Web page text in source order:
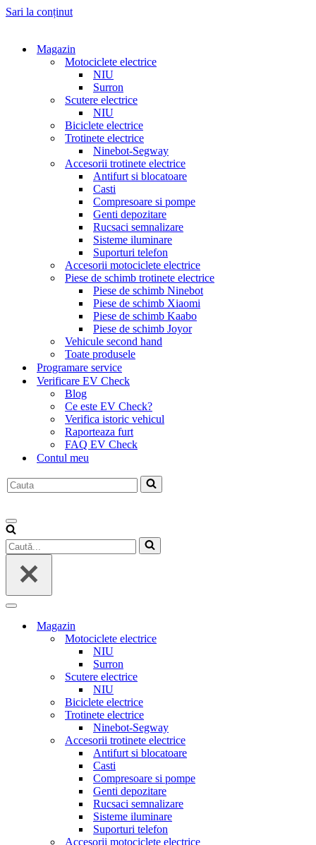
Sari la conținut
Magazin
Motociclete electrice
NIU
Surron
Scutere electrice
NIU
Biciclete electrice
Trotinete electrice
Ninebot-Segway
Accesorii trotinete electrice
Antifurt si blocatoare
Casti
Compresoare si pompe
Genti depozitare
Rucsaci semnalizare
Sisteme iluminare
Suporturi telefon
Accesorii motociclete electrice
Piese de schimb trotinete electrice
Piese de schimb Ninebot
Piese de schimb Xiaomi
Piese de schimb Kaabo
Piese de schimb Joyor
Vehicule second hand
Toate produsele
Programare service
Verificare EV Check
Blog
Ce este EV Check?
Verifica istoric vehicul
Raporteaza furt
FAQ EV Check
Contul meu
Caută...
Meniu
de
navigare
Caută...
Meniu
navigareMagazin
Motociclete electrice
NIU
Surron
Scutere electrice
NIU
Biciclete electrice
Trotinete electrice
Ninebot-Segway
Accesorii trotinete electrice
Antifurt si blocatoare
Casti
Compresoare si pompe
Genti depozitare
Rucsaci semnalizare
Sisteme iluminare
Suporturi telefon
Accesorii motociclete electrice